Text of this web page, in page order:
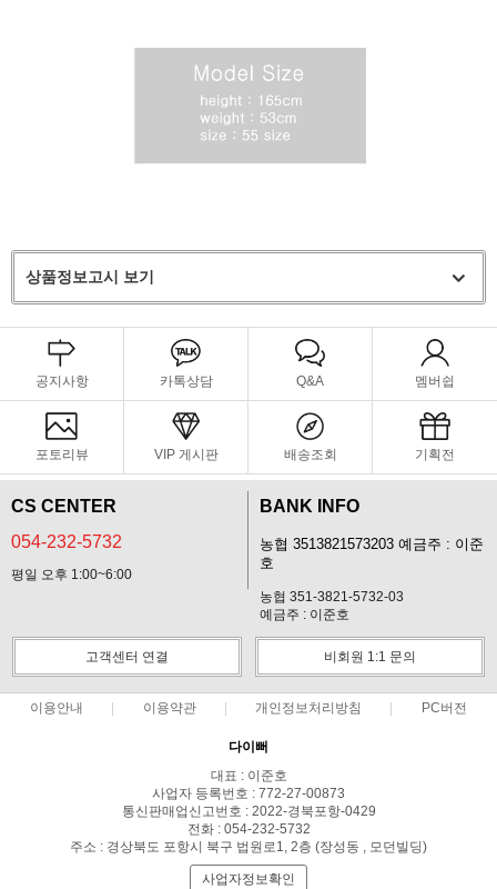
상품정보고시 보기
공지사항 카톡상담 Q&A 멤버쉽
포토리뷰 VIP 게시판 배송조회 기획전
CS CENTER
054-232-5732
평일 오후 1:00~6:00
BANK INFO
농협 3513821573203 예금주 : 이준
호
농협 351-3821-5732-03
예금주 : 이준호
고객센터 연결 비회원 1:1 문의
이용안내 이용약관 개인정보처리방침 PC버전
다이뻐
대표 : 이준호
사업자 등록번호 : 772-27-00873
통신판매업신고번호 : 2022-경북포항-0429
전화 : 054-232-5732
주소 : 경상북도 포항시 북구 법원로1, 2층 (장성동 , 모던빌딩)
사업자정보확인